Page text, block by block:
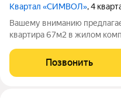
Квартал «СИМВОЛ», 4
Вашему вниманию
квартира 67м2 в жилом
бытовой техникой;
Позвонить